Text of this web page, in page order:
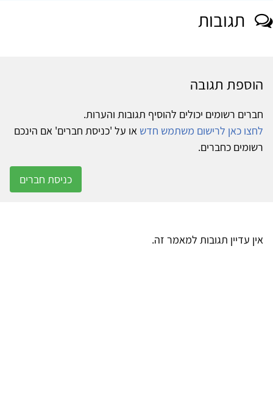
תגובות
הוספת תגובה
חברים רשומים יכולים להוסיף תגובות והערות.
לחצו כאן לרישום משתמש חדש או על 'כניסת חברים' אם הינכם
רשומים כחברים.
כניסת חברים
אין עדיין תגובות למאמר זה.